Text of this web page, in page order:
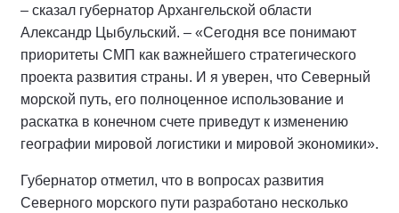
– сказал губернатор Архангельской области
Александр Цыбульский. – «Сегодня все понимают
приоритеты СМП как важнейшего стратегического
проекта развития страны. И я уверен, что Северный
морской путь, его полноценное использование и
раскатка в конечном счете приведут к изменению
географии мировой логистики и мировой экономики».
Губернатор отметил, что в вопросах развития
Северного морского пути разработано несколько